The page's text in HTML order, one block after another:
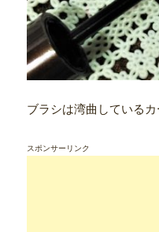
ブラシは湾曲している
スポンサーリンク